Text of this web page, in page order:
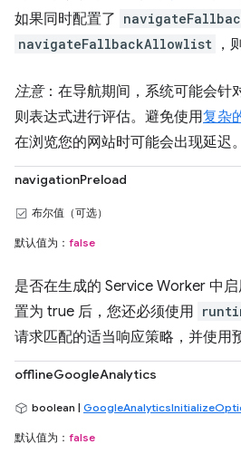
如果同时配置了
navigateFallbackAllowlist ，
注意：在导航期间，系统可能会针
则表达式进行评估。避免使用复杂
在浏览您的网站时可能会出现延迟。
navigationPreload
布尔值（可选）
默认值为： false
是否在生成的 Service Worker 中启
置为 true 后，您还必须使用
请求匹配的适当响应策略，并使用
offlineGoogleAnalytics
boolean |
默认值为： false